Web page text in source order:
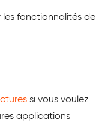
les fonctionnalités de
si vous voulez
applications